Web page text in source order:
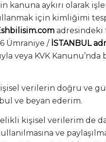
kanuna aykırı olarak
için kimliğimi
adresindeki
Ümraniye / İSTANBUL
veya KVK
verilerin doğru ve
ve beyan ederim.
kişisel verilerim
ve